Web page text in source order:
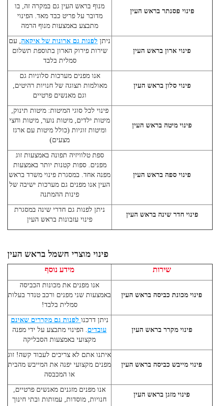
פינוי פסנתר בראש העין
מנוף בראש העין גם במקרה זה, בו
מדובר על פריט כבד מאד. הפינוי
מתבצע באמצעות מנוף הרמה
פינוי ארון בראש העין
ניתן לפנות גם ארונות של איקאה, עם
שירות פירוק הארון בתוספת תשלום
סמלית בלבד
פינוי סלון בראש העין
אנו מפנים מערכות סלוניות גם
מאולמות תצוגה של חנויות רהיטים,
וגם מאנשים פרטיים
פינוי מיטה בראש העין
פינוי לכל סוגי המיטות: מיטות תינוק,
מיטות ילדים, מיטות נוער, מיטות וחצי
ומיטות זוגיות (כולל מיטות עם ארגז
מצעים)
פינוי ספה בראש העין
ספת טלוויזיה תפונה באמצעות זוג
מפנים. ספות קטנות יותר באמצעות
מפנה אחד. במסגרת פינוי משרד בראש
העין אנו מפנים גם מערכות ישיבה של
פינות ההמתנה
פינוי חדר שינה בראש העין
ניתן לפנות גם חדרי שינה במסגרת
פינוי עזבונות בראש העין
פינוי מוצרי חשמל בראש העין
שירות מידע נוסף
פינוי מכונת כביסה בראש העין
אנו מפנים את מכונות הכביסה
באמצעות שני מפנים ורכב טנדר בעלות
סמלית בלבד!
פינוי מקרר בראש העין
ניתן דרכנו לפנות גם מקררים שאינם
עובדים. הפינוי מתבצע על ידי מפנה
מקצועי באמצעות הסבליקה
פינוי מייבש כביסה בראש העין
איתנו אתם לא צריכים לעבוד קשה! זוג
מפנים מקצועי יפנה את המייבש מהבית
או המכבסה
פינוי מזגן בראש העין
אנו מפנים מזגנים מאנשים פרטיים,
חנויות, מוסדות, עמותות ובתי חינוך